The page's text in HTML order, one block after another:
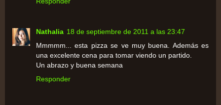
Nathalia 18 de septiembre de 2011 a las 23:47
Mmmmm... esta pizza se ve muy buena. Además es
una excelente cena para tomar viendo un partido.
Un abrazo y buena semana
Responder